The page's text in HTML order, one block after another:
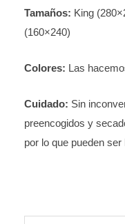
Tamaños: King
(160×240)
Colores: Las
Cuidado: Sin
preencogidos y
por lo que pueden